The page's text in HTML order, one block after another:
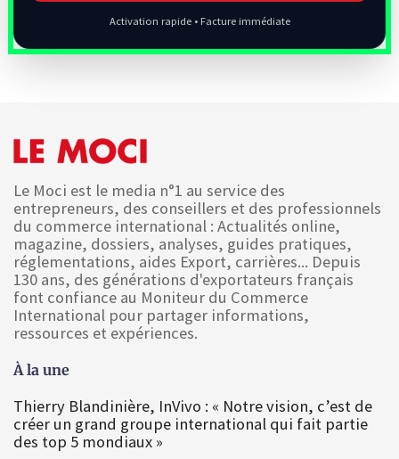
Activation rapide • Facture immédiate
Le Moci est le media n°1 au service des
entrepreneurs, des conseillers et des professionnels
du commerce international : Actualités online,
magazine, dossiers, analyses, guides pratiques,
réglementations, aides Export, carrières... Depuis
130 ans, des générations d'exportateurs français
font confiance au Moniteur du Commerce
International pour partager informations,
ressources et expériences.
À la une
Thierry Blandinière, InVivo : « Notre vision, c’est de
créer un grand groupe international qui fait partie
des top 5 mondiaux »